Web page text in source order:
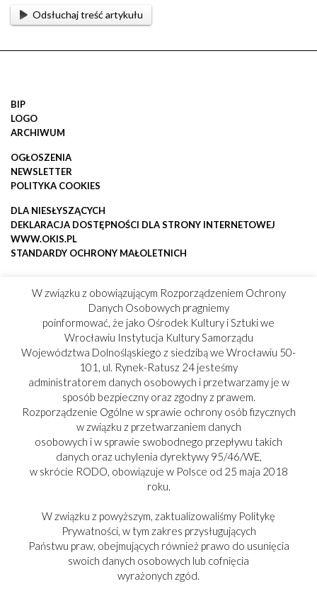
Odsłuchaj treść artykułu
BIP
LOGO
ARCHIWUM
OGŁOSZENIA
NEWSLETTER
POLITYKA COOKIES
DLA NIESŁYSZĄCYCH
DEKLARACJA DOSTĘPNOŚCI DLA STRONY INTERNETOWEJ
WWW.OKIS.PL
STANDARDY OCHRONY MAŁOLETNICH
W związku z obowiązującym Rozporządzeniem Ochrony
Danych Osobowych pragniemy
poinformować, że jako Ośrodek Kultury i Sztuki we
Wrocławiu Instytucja Kultury Samorządu
Województwa Dolnośląskiego z siedzibą we Wrocławiu 50-
101, ul. Rynek-Ratusz 24 jesteśmy
administratorem danych osobowych i przetwarzamy je w
sposób bezpieczny oraz zgodny z prawem.
Rozporządzenie Ogólne w sprawie ochrony osób fizycznych
w związku z przetwarzaniem danych
osobowych i w sprawie swobodnego przepływu takich
danych oraz uchylenia dyrektywy 95/46/WE,
w skrócie RODO, obowiązuje w Polsce od 25 maja 2018
roku.
W związku z powyższym, zaktualizowaliśmy Politykę
Prywatności, w tym zakres przysługujących
Państwu praw, obejmujących również prawo do usunięcia
swoich danych osobowych lub cofnięcia
wyrażonych zgód.